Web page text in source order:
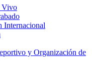
Vivo
Internacional
y Organización de